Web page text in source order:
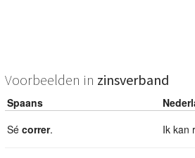
Voorbeelden in zinsverband
Spaans
Sé correr. Ik kan